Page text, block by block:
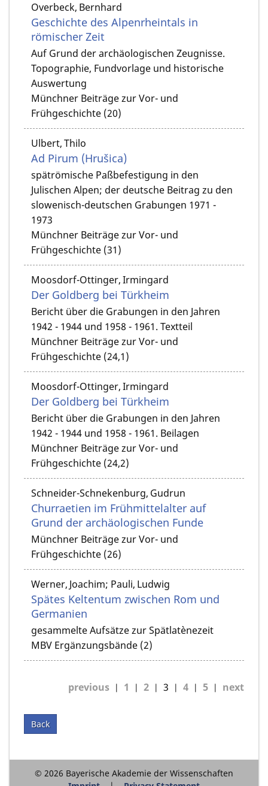
Overbeck, Bernhard
Geschichte des Alpenrheintals in
römischer Zeit
Auf Grund der archäologischen Zeugnisse.
Topographie, Fundvorlage und historische
Auswertung
Münchner Beiträge zur Vor- und
Frühgeschichte (20)
Ulbert, Thilo
Ad Pirum (Hrušica)
spätrömische Paßbefestigung in den
Julischen Alpen; der deutsche Beitrag zu den
slowenisch-deutschen Grabungen 1971 -
1973
Münchner Beiträge zur Vor- und
Frühgeschichte (31)
Moosdorf-Ottinger, Irmingard
Der Goldberg bei Türkheim
Bericht über die Grabungen in den Jahren
1942 - 1944 und 1958 - 1961. Textteil
Münchner Beiträge zur Vor- und
Frühgeschichte (24,1)
Moosdorf-Ottinger, Irmingard
Der Goldberg bei Türkheim
Bericht über die Grabungen in den Jahren
1942 - 1944 und 1958 - 1961. Beilagen
Münchner Beiträge zur Vor- und
Frühgeschichte (24,2)
Schneider-Schnekenburg, Gudrun
Churraetien im Frühmittelalter auf
Grund der archäologischen Funde
Münchner Beiträge zur Vor- und
Frühgeschichte (26)
Werner, Joachim; Pauli, Ludwig
Spätes Keltentum zwischen Rom und
Germanien
gesammelte Aufsätze zur Spätlatènezeit
MBV Ergänzungsbände (2)
previous 1 2 3 4 5 next
Back
© 2026 Bayerische Akademie der Wissenschaften